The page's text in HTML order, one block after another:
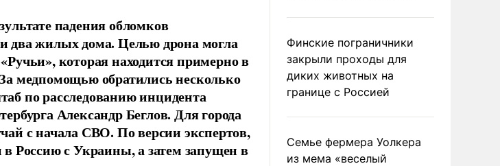
падения обломков
два жилых дома. Целью дрона могла
которая находится примерно в
медпомощью обратились несколько
по расследованию инцидента
Александр Беглов. Для города
с начала СВО. По версии экспертов,
в Россию с Украины, а затем запущен в
Финские пограничники
закрыли проходы для
диких животных на
границе с Россией
Семье фермера Уолкера
из мема «веселый